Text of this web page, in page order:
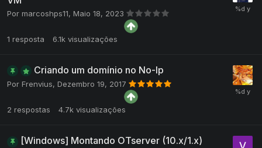
Por marcoshps11, Maio 18, 2023
1 resposta 6.1k visualizações
Criando um domínio no No-Ip
Por Frenvius, Dezembro 19, 2017
2 respostas 4.7k visualizações
[Windows] Montando OTserver (10.x/1.x)